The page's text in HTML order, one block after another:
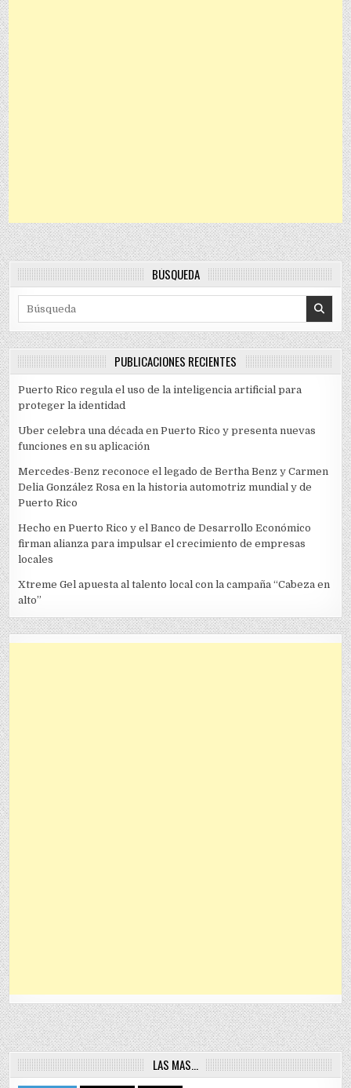
BÚSQUEDA
Search for:
PUBLICACIONES RECIENTES
Puerto Rico regula el uso de la inteligencia artificial para
proteger la identidad
Uber celebra una década en Puerto Rico y presenta nuevas
funciones en su aplicación
Mercedes-Benz reconoce el legado de Bertha Benz y Carmen
Delia González Rosa en la historia automotriz mundial y de
Puerto Rico
Hecho en Puerto Rico y el Banco de Desarrollo Económico
firman alianza para impulsar el crecimiento de empresas
locales
Xtreme Gel apuesta al talento local con la campaña “Cabeza en
alto”
LAS MAS…